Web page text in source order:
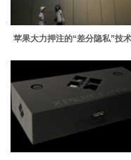
苹果大力押注的“差分隐私”技